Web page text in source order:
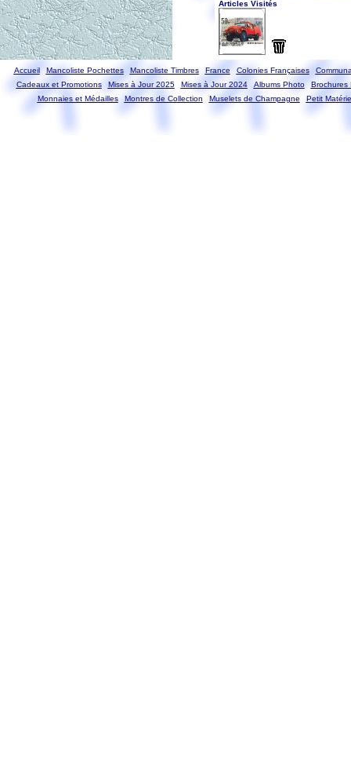
Accueil Mancoliste Pochettes Mancoliste Timbres France Colonies Françaises
Cadeaux et Promotions
Mises à Jour 2025 Mises à Jour 2024 Albums Photo
Brochures
Monnaies et Médailles
Montres de Collection Muselets de Champagne Petit